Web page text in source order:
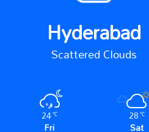
Hyderabad
Scattered Clouds
24℃
Fri
28℃
Sat